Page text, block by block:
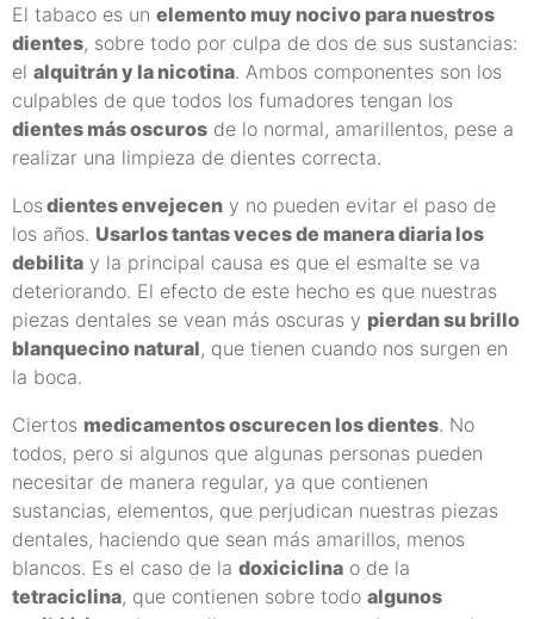
El tabaco es un elemento muy nocivo para nuestros
dientes, sobre todo por culpa de dos de sus sustancias:
el alquitrán y la nicotina. Ambos componentes son los
culpables de que todos los fumadores tengan los
dientes más oscuros de lo normal, amarillentos, pese a
realizar una limpieza de dientes correcta.
Losdientes envejecen y no pueden evitar el paso de
los años. Usarlos tantas veces de manera diaria los
debilita y la principal causa es que el esmalte se va
deteriorando. El efecto de este hecho es que nuestras
piezas dentales se vean más oscuras y pierdan su brillo
blanquecino natural, que tienen cuando nos surgen en
la boca.
Ciertos medicamentos oscurecen los dientes. No
todos, pero si algunos que algunas personas pueden
necesitar de manera regular, ya que contienen
sustancias, elementos, que perjudican nuestras piezas
dentales, haciendo que sean más amarillos, menos
blancos. Es el caso de la doxiciclina o de la
tetraciclina, que contienen sobre todo algunos